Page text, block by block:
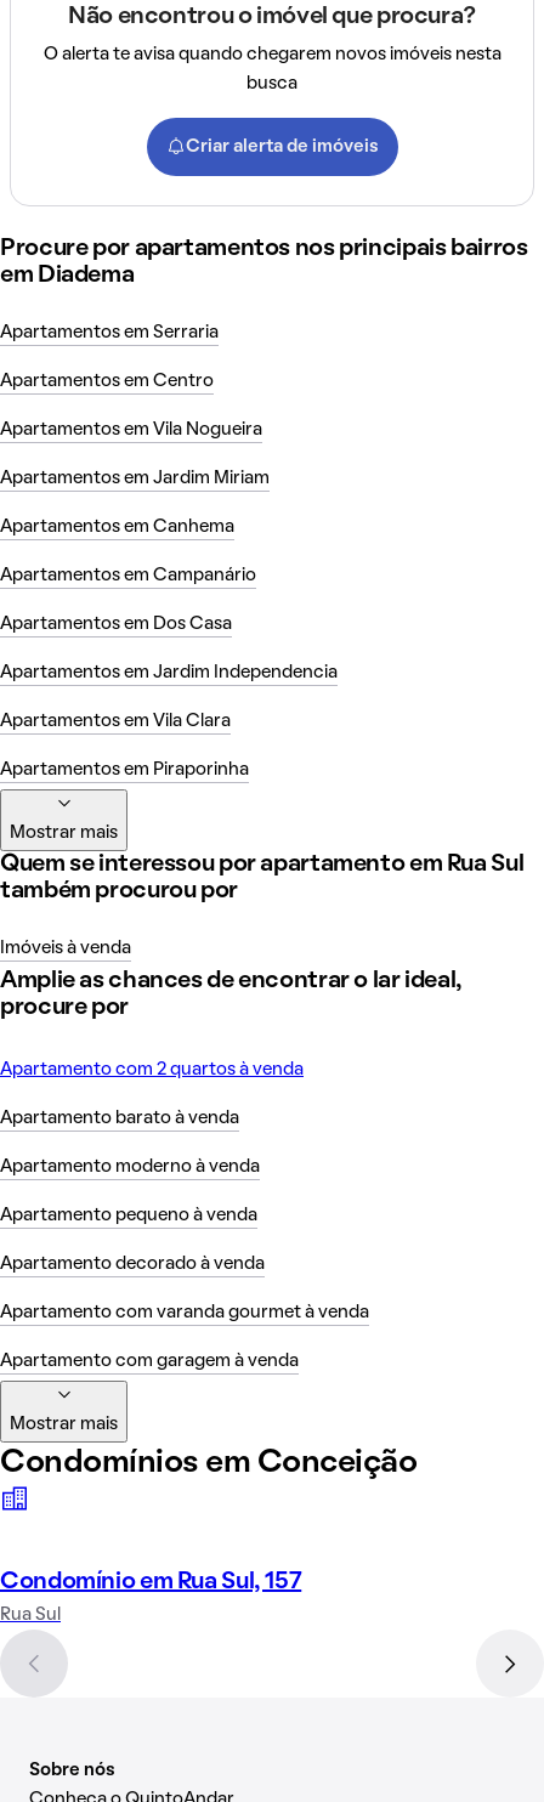
Não encontrou o imóvel que procura?
O alerta te avisa quando chegarem novos imóveis nesta
busca
Criar alerta de imóveis
Procure por apartamentos nos principais bairros
em Diadema
Apartamentos em Serraria
Apartamentos em Centro
Apartamentos em Vila Nogueira
Apartamentos em Jardim Miriam
Apartamentos em Canhema
Apartamentos em Campanário
Apartamentos em Dos Casa
Apartamentos em Jardim Independencia
Apartamentos em Vila Clara
Apartamentos em Piraporinha
Mostrar mais
Quem se interessou por apartamento em Rua Sul
também procurou por
Imóveis à venda
Amplie as chances de encontrar o lar ideal,
procure por
Apartamento com 2 quartos à venda
Apartamento barato à venda
Apartamento moderno à venda
Apartamento pequeno à venda
Apartamento decorado à venda
Apartamento com varanda gourmet à venda
Apartamento com garagem à venda
Mostrar mais
Condomínios em Conceição
Condomínio em Rua Sul, 157
Rua Sul
Sobre nós